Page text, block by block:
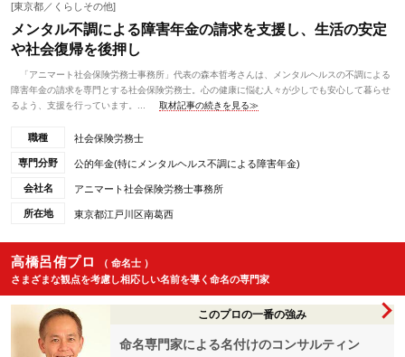
[東京都／くらしその他]
メンタル不調による障害年金の請求を支援し、生活の安定
や社会復帰を後押し
「アニマート社会保険労務士事務所」代表の森本哲考さんは、メンタルヘルスの不調による
障害年金の請求を専門とする社会保険労務士。心の健康に悩む人々が少しでも安心して暮らせ
るよう、支援を行っています。...
取材記事の続きを見る≫
職種 社会保険労務士
専門分野 公的年金(特にメンタルヘルス不調による障害年金)
会社名 アニマート社会保険労務士事務所
所在地 東京都江戸川区南葛西
高橋呂侑プロ
（ 命名士 ）
さまざまな観点を考慮し相応しい名前を導く命名の専門家
このプロの一番の強み
命名専門家による名付けのコンサルティン